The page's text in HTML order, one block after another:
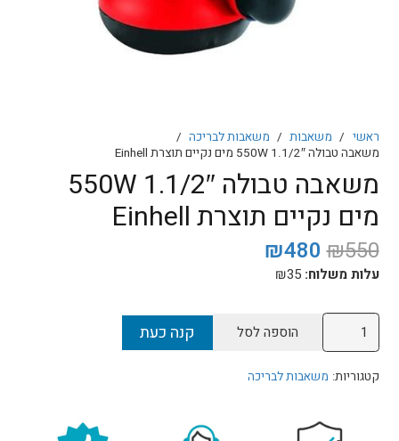
ראשי / משאבות / משאבות לבריכה /
משאבה טבולה 1.1/2″ 550W מים נקיים תוצרת Einhell
משאבה טבולה 1.1/2″ 550W
מים נקיים תוצרת Einhell
₪550 המחיר
המקורי
₪480
₪480.
עלות משלוח: ₪35
כמות
של
משאבה
הוספה לסל קנה כעת
קטגוריות: משאבות לבריכה